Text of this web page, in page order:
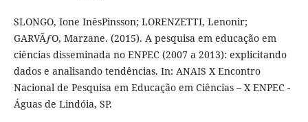
SLONGO, Ione InêsPinsson; LORENZETTI, Lenonir;
GARVÃƒO, Marzane. (2015). A pesquisa em educação em
ciências disseminada no ENPEC (2007 a 2013): explicitando
dados e analisando tendências. In: ANAIS X Encontro
Nacional de Pesquisa em Educação em Ciências – X ENPEC -
Águas de Lindóia, SP.